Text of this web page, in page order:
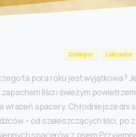
Dolegor Labrador
ta pora roku jest wyjątkowa?
liści i świeżym
wrażeń spacery. Chłodniejsze
– od szeleszczących liści, po